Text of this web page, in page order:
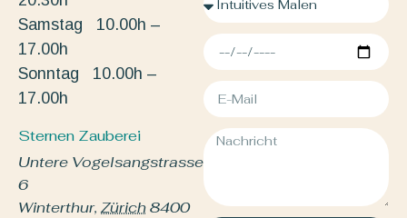
Samstag 10.00h –
17.00h
Sonntag 10.00h –
17.00h
Sternen Zauberei
Untere Vogelsangstrasse
6
Winterthur, Zürich8400